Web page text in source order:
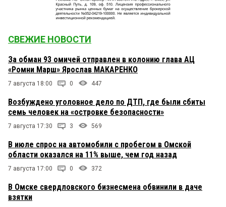
СВЕЖИЕ НОВОСТИ
За обман 93 омичей отправлен в колонию глава АЦ
«Ромни Марш» Ярослав МАКАРЕНКО
7 августа 18:00 0 447
Возбуждено уголовное дело по ДТП, где были сбиты
семь человек на «островке безопасности»
7 августа 17:30 3 569
В июле спрос на автомобили с пробегом в Омской
области оказался на 11% выше, чем год назад
7 августа 17:00 0 372
В Омске свердловского бизнесмена обвинили в даче
взятки